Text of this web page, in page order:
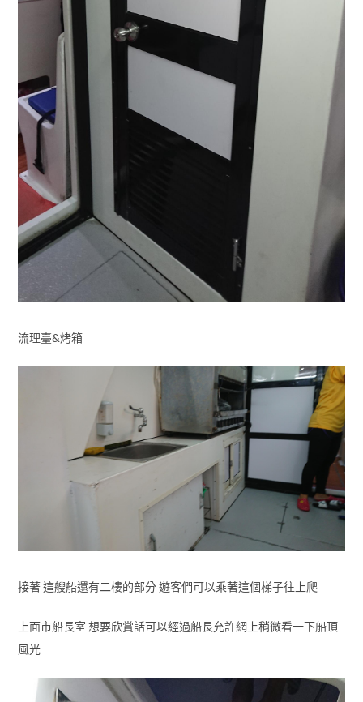
流理臺&烤箱
接著 這艘船還有二樓的部分 遊客們可以乘著這個梯子往上爬
上面市船長室 想要欣賞話可以經過船長允許網上稍微看一下船頂
風光